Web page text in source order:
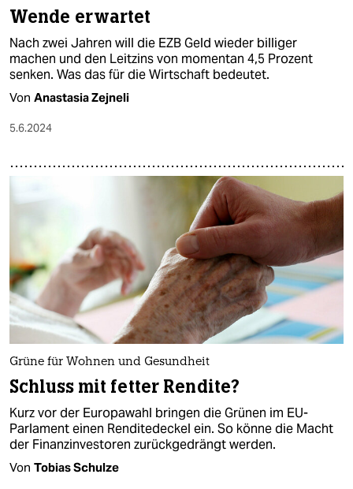
Wende erwartet
Nach zwei Jahren will die EZB Geld wieder billiger
machen und den Leitzins von momentan 4,5 Prozent
senken. Was das für die Wirtschaft bedeutet.
Von Anastasia Zejneli
5.6.2024
Grüne für Wohnen und Gesundheit
Schluss mit fetter Rendite?
Kurz vor der Europawahl bringen die Grünen im EU-
Parlament einen Renditedeckel ein. So könne die Macht
der Finanzinvestoren zurückgedrängt werden.
Von Tobias Schulze